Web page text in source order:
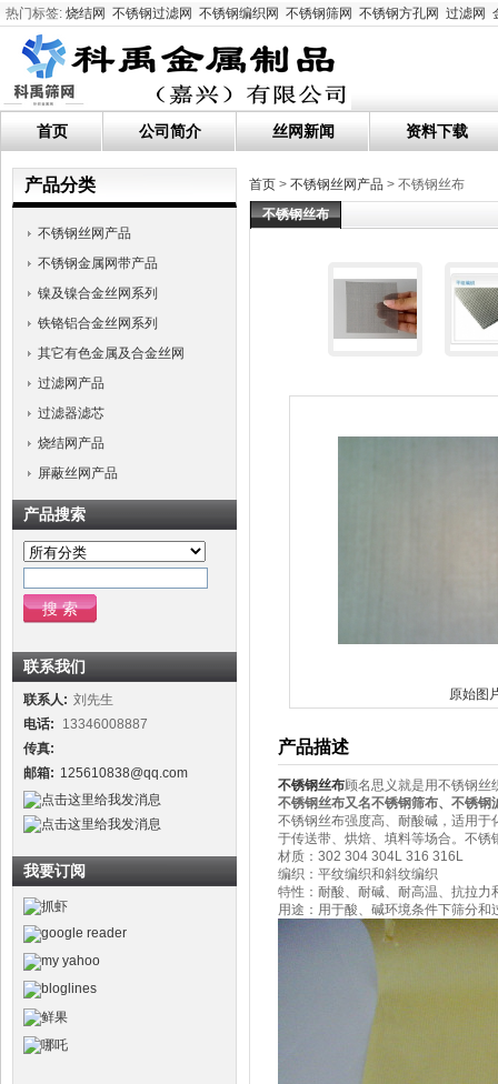
热门标签: 烧结网 不锈钢过滤网 不锈钢编织网 不锈钢筛网 不锈钢方孔网 过滤网
首页 公司简介 丝网新闻 资料下载
首页 > 不锈钢丝网产品 > 不锈钢丝布
不锈钢丝布
原始图
产品描述
不锈钢丝布顾名思义就是用不锈钢丝
不锈钢丝布又名不锈钢筛布、不锈
不锈钢丝布强度高、耐酸碱，适用
于传送带、烘焙、填料等场合。不锈
材质：302 304 304L 316 316L
编织：平纹编织和斜纹编织
特性：耐酸、耐碱、耐高温、抗拉力
用途：用于酸、碱环境条件下筛分
产品分类
不锈钢丝网产品
不锈钢金属网带产品
镍及镍合金丝网系列
铁铬铝合金丝网系列
其它有色金属及合金丝网
过滤网产品
过滤器滤芯
烧结网产品
屏蔽丝网产品
产品搜索
联系我们
联系人: 刘先生
电话:
13346008887
传真:
邮箱: 125610838@qq.com
我要订阅